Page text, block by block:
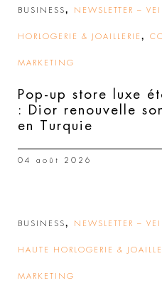
BUSINESS, NEWSLETTER –
HORLOGERIE & JOAILLERIE ,
MARKETING
Pop-up store luxe
: Dior renouvelle
en Turquie
04 août 2026
BUSINESS, NEWSLETTER –
HAUTE HORLOGERIE &
MARKETING